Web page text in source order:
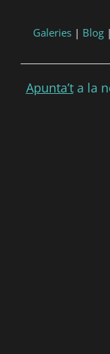
Galeries| Blog|
Apunta’ta la